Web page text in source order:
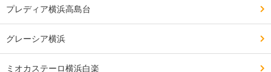
プレディア横浜高島台
グレーシア横浜
ミオカステーロ横浜白楽